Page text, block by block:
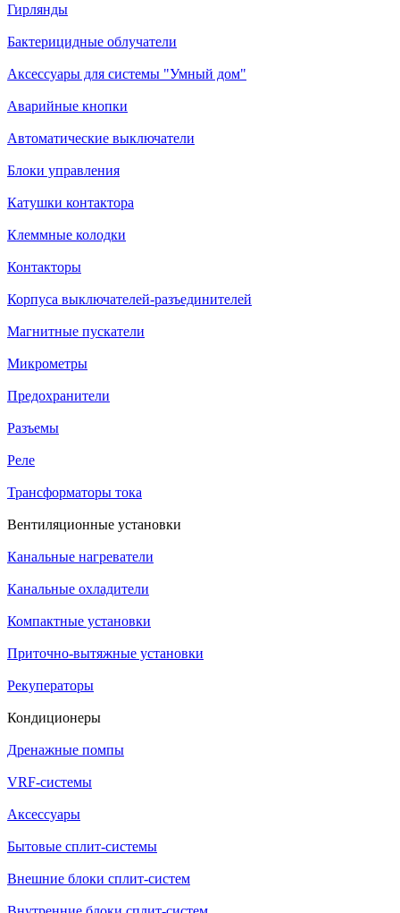
Гирлянды
Бактерицидные облучатели
Аксессуары для системы "Умный дом"
Аварийные кнопки
Автоматические выключатели
Блоки управления
Катушки контактора
Клеммные колодки
Контакторы
Корпуса выключателей-разъединителей
Магнитные пускатели
Микрометры
Предохранители
Разъемы
Реле
Трансформаторы тока
Вентиляционные установки
Канальные нагреватели
Канальные охладители
Компактные установки
Приточно-вытяжные установки
Рекуператоры
Кондиционеры
Дренажные помпы
VRF-системы
Аксессуары
Бытовые сплит-системы
Внешние блоки сплит-систем